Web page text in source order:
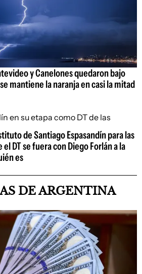
y Canelones quedaron bajo
mantiene la naranja en casi la mitad
de Santiago Espasandín para las
DT se fuera con Diego Forlán a la
es
DE ARGENTINA